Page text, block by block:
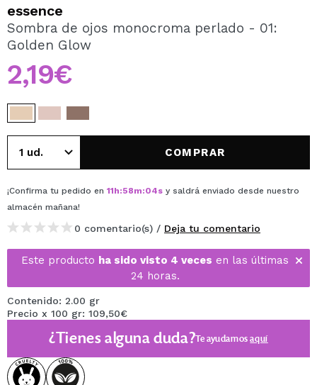
Al crear una cuenta en Maquillalia.com podrás realizar
tus compras rápidamente, revisar el estado de tus
essence
Sombra de ojos monocroma perlado - 01:
Golden Glow
2,19€
COMPRAR
¡Confirma tu pedido en 11h:58m:04s y saldrá enviado desde nuestro
almacén mañana!
0 comentario(s) / Deja tu comentario
Este producto ha sido visto 4 veces en las últimas
24 horas.
Contenido: 2.00 gr
Precio x 100 gr: 109,50€
¿Tienes alguna duda?Te ayudamosaquí